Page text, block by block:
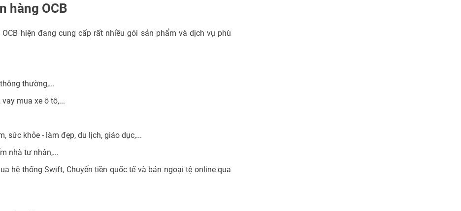
hàng OCB
hiện đang cung cấp rất nhiều gói sản phẩm và dịch vụ phù
thường,...
mua xe ô tô,...
sức khỏe - làm đẹp, du lịch, giáo dục,...
nhà tư nhân,...
hệ thống Swift, Chuyển tiền quốc tế và bán ngoại tệ online qua